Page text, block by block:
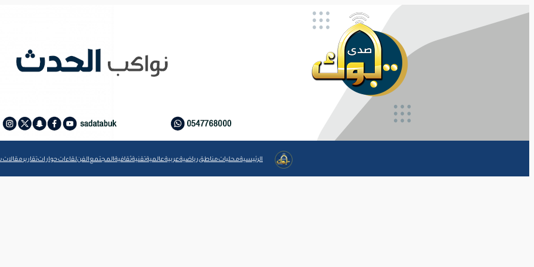
تخطى
الرئيسيةمحلياتمناطقرياضيةعربيةعالميةتقنيةثقافيةالمجتمعالفنلقاءاتحواراتتقاريرمقالات